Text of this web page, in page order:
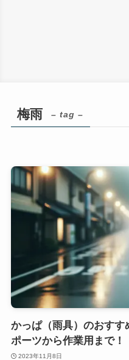
梅雨 – tag –
かっぱ（雨具）のおす
ポーツから作業用まで！
2023年11月8日